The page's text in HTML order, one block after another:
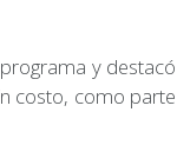
y destacó
costo, como parte